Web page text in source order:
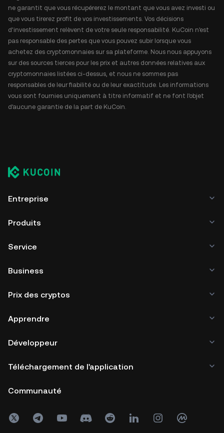
ne garantit que vous récupérerez le montant que vous avez investi ou
que vous tirerez profit de vos investissements. Vos décisions
d'investissement relèvent de votre seule responsabilité. KuCoin n'est
pas responsable des pertes que vous pouvez subir lorsque vous
achetez des cryptomonnaies sur sa plateforme. Nous nous appuyons
sur des sources tierces pour les prix et autres données relatives aux
cryptomonnaies listées ci-dessus, et nous ne sommes pas
responsables de leur fiabilité ou de leur exactitude. Les informations
vous sont fournies uniquement à titre informatif et ne font l'objet
d'aucune garantie de la part de KuCoin.
Entreprise
Produits
Service
Business
Prix des cryptos
Apprendre
Développeur
Téléchargement de l'application
Communauté